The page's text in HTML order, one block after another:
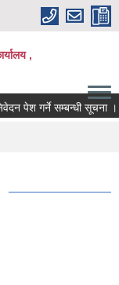
,
पेश गर्ने सम्बन्धी सूचना ।।।